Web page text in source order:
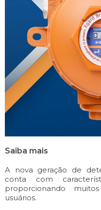
Saiba mais
A nova geração de
conta com
proporcionando
usuários.